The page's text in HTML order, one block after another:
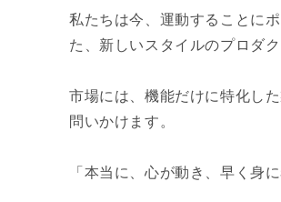
私たちは今、運動することに
た、新しいスタイルのプロダ
市場には、機能だけに特化し
問いかけます。
「本当に、心が動き、早く身